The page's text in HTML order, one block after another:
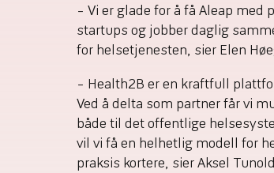
– Vi er glade for å få Aleap med
startups og jobber daglig
for helsetjenesten, sier Elen
– Health2B er en kraftfull
Ved å delta som partner får vi
både til det offentlige
vil vi få en helhetlig modell for
praksis kortere, sier Aksel